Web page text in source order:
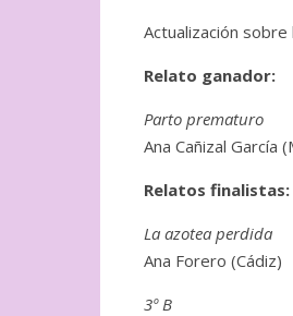
Actualización sobre
Relato ganador:
Parto prematuro
Ana Cañizal García
Relatos finalistas:
La azotea perdida
Ana Forero (Cádiz)
3º B